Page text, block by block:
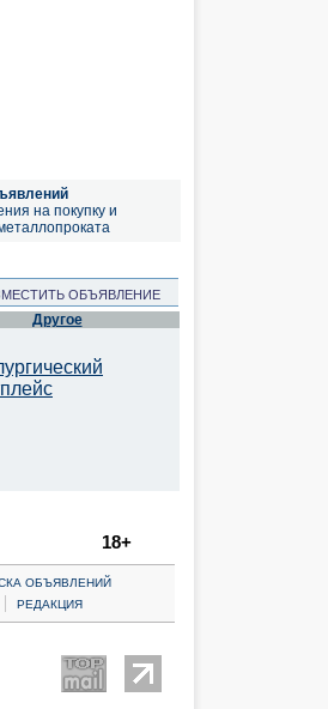
на покупку и
ОБЪЯВЛЕНИЕ
Другое
18+
ОБЪЯВЛЕНИЙ
| РЕДАКЦИЯ